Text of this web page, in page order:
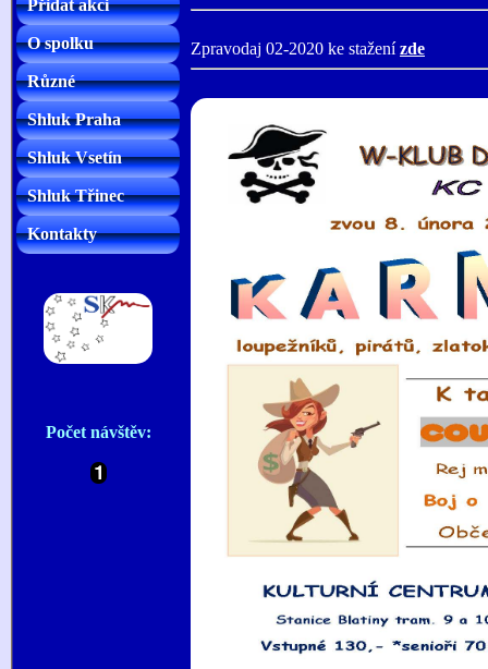
Přidat akci
O spolku
Různé
Shluk Praha
Shluk Vsetín
Shluk Třinec
Kontakty
Počet návštěv:
Zpravodaj 02-2020 ke staženízde